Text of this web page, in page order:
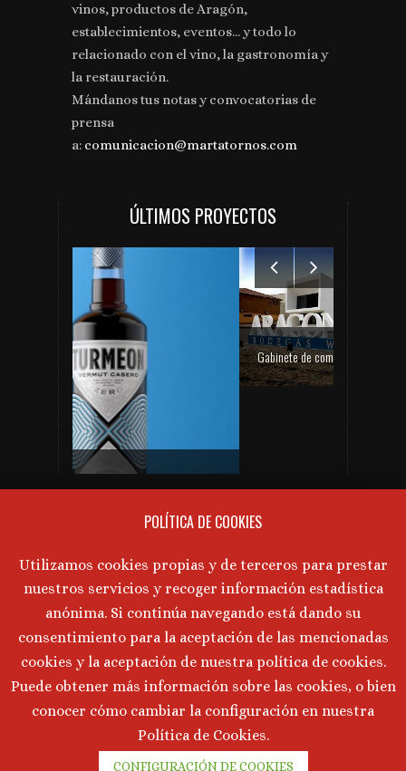
vinos, productos de Aragón,
establecimientos, eventos... y todo lo
relacionado con el vino, la gastronomía y
la restauración.
Mándanos tus notas y convocatorias de
prensa
a: comunicacion@martatornos.com
ÚLTIMOS PROYECTOS
Gabinete de comunicación y prensa de Bodegas Aragonesas – Nuevo espacio Terroir – Garnacha
PRÓXIMAS CATAS DE VINO
No hay próximos eventos actualmente.
AVISO LEGAL
Aviso Legal Política de Privacidad
Política de Cookies
©2026 Marta Tornos · Todos lo derechos reservados ·
Desarrollado por
Intermedio 2.0
POLÍTICA DE COOKIES
Utilizamos cookies propias y de terceros para prestar
nuestros servicios y recoger información estadística
anónima. Si continúa navegando está dando su
consentimiento para la aceptación de las mencionadas
cookies y la aceptación de nuestra política de cookies.
Puede obtener más información sobre las cookies, o bien
conocer cómo cambiar la configuración en nuestra
Política de Cookies.
CONFIGURACIÓN DE COOKIES